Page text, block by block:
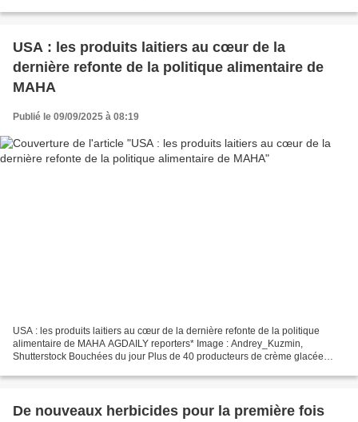
USA : les produits laitiers au cœur de la
dernière refonte de la politique alimentaire de
MAHA
Publié le 09/09/2025 à 08:19
USA : les produits laitiers au cœur de la dernière refonte de la politique
alimentaire de MAHA AGDAILY reporters* Image : Andrey_Kuzmin,
Shutterstock Bouchées du jour Plus de 40 producteurs de crème glacée
De nouveaux herbicides pour la première fois